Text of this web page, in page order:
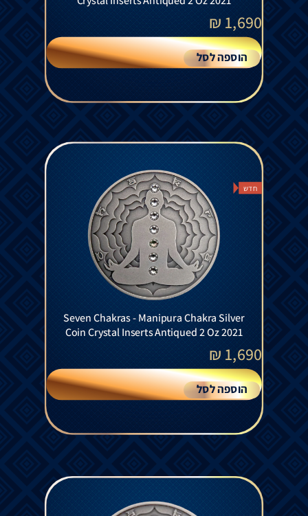
1,690
₪
הוספה לסל
חדש
Seven Chakras - Manipura Chakra Silver
Coin Crystal Inserts Antiqued 2 Oz 2021
1,690
₪
הוספה לסל